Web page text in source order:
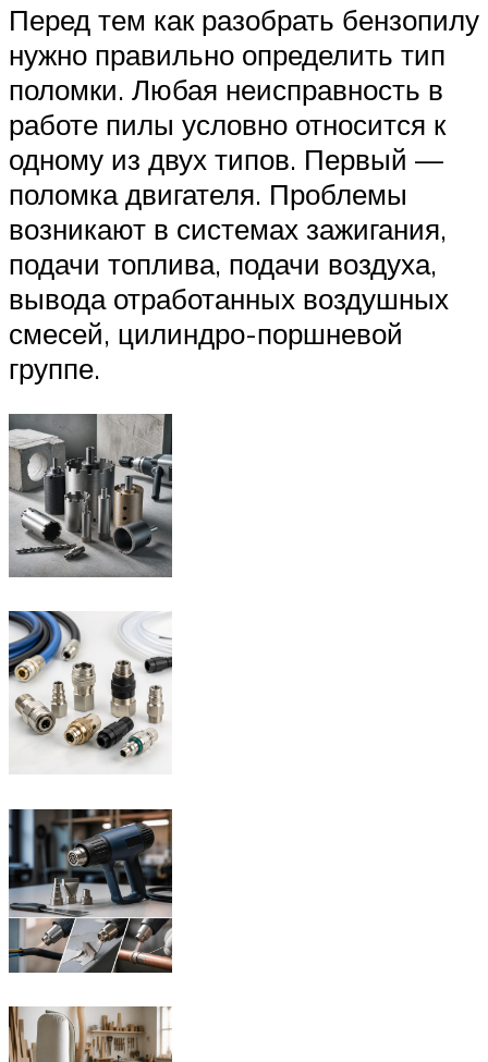
Перед тем как разобрать бензопилу
нужно правильно определить тип
поломки. Любая неисправность в
работе пилы условно относится к
одному из двух типов. Первый —
поломка двигателя. Проблемы
возникают в системах зажигания,
подачи топлива, подачи воздуха,
вывода отработанных воздушных
смесей, цилиндро-поршневой
группе.